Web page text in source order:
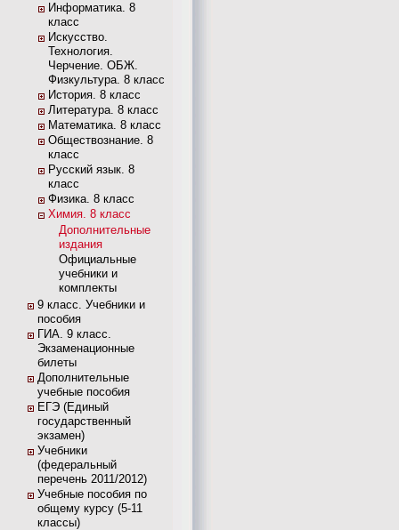
Информатика. 8
класс
Искусство.
Технология.
Черчение. ОБЖ.
Физкультура. 8 класс
История. 8 класс
Литература. 8 класс
Математика. 8 класс
Обществознание. 8
класс
Русский язык. 8
класс
Физика. 8 класс
Химия. 8 класс
Дополнительные
издания
Официальные
учебники и
комплекты
9 класс. Учебники и
пособия
ГИА. 9 класс.
Экзаменационные
билеты
Дополнительные
учебные пособия
ЕГЭ (Единый
государственный
экзамен)
Учебники
(федеральный
перечень 2011/2012)
Учебные пособия по
общему курсу (5-11
классы)